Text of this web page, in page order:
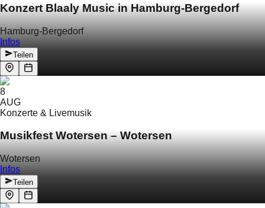
Konzert Blaaly Music in Hamburg-Bergedorf
Hamburg-Bergedorf
Infos
Teilen
8
AUG
Konzerte & Livemusik
Musikfest Wotersen – Wotersen
Wotersen
Infos
Teilen